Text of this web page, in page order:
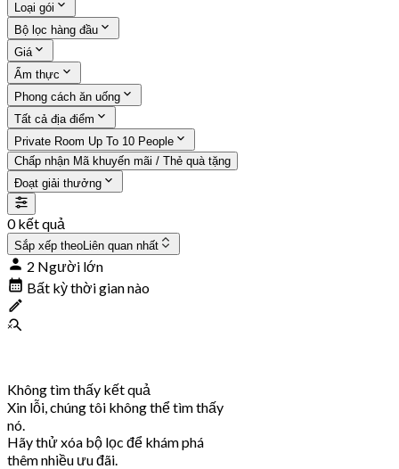
Loại gói
Bộ lọc hàng đầu
Giá
Ẩm thực
Phong cách ăn uống
Tất cả địa điểm
Private Room Up To 10 People
Chấp nhận Mã khuyến mãi / Thẻ quà tặng
Đoạt giải thưởng
0 kết quả
Sắp xếp theoLiên quan nhất
2 Người lớn
Bất kỳ thời gian nào
Không tìm thấy kết quả
Xin lỗi, chúng tôi không thể tìm thấy
nó.
Hãy thử xóa bộ lọc để khám phá
thêm nhiều ưu đãi.